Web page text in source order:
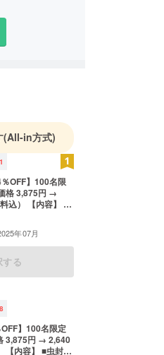
なく、お客様
サービスを提
(All-in方式)
OFF】100名限
容】 ■
をお選びくだ
ーホル
充電ケーブル
１ ※デザイ
る可能性もござ
年07月
する
】100名限定
3,875円 → 2,640